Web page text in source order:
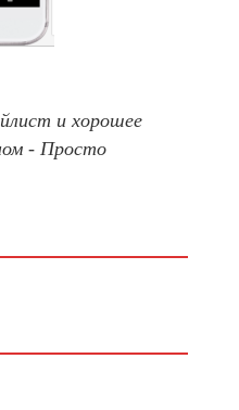
и хорошее
- Просто